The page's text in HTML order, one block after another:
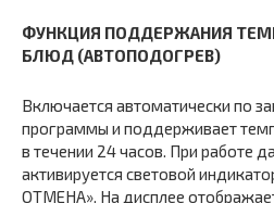
ФУНКЦИЯ ПОДДЕРЖАНИЯ
БЛЮД (АВТОПОДОГРЕВ)
Включается автоматически по
программы и поддерживает
в течении 24 часов. При работе
активируется световой
ОТМЕНА». На дисплее